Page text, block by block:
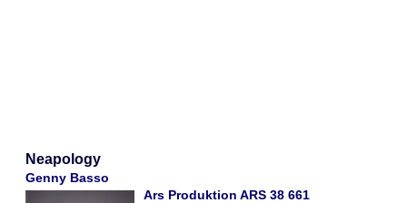
Neapology
Genny Basso
Ars Produktion ARS 38 661